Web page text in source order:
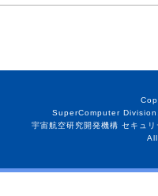
SuperComputer
宇宙航空研究開発機構 セキュ